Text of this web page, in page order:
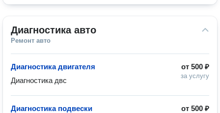
Диагностика авто
Ремонт авто
от 500 ₽
за услугу
Диагностика двигателя
Диагностика двс
от 500 ₽
Диагностика подвески